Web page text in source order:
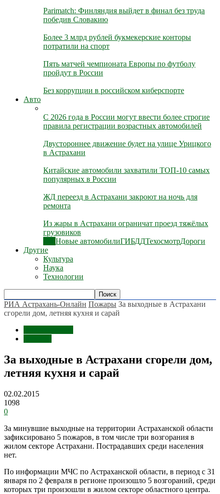
Parimatch: Финляндия выйдет в финал без труда
победив Словакию
Более 3 млрд рублей букмекерские конторы
потратили на спорт
Пять матчей чемпионата Европы по футболу
пройдут в России
Без коррупции в российском киберспорте
Авто
С 2026 года в России могут ввести более строгие
правила регистрации возрастных автомобилей
Двустороннее движение будет на улице Урицкого
в Астрахани
Китайские автомобили захватили ТОП-10 самых
популярных в России
ЖД переезд в Астрахани закроют на ночь для
ремонта
Из жары в Астрахани ограничат проезд тяжёлых
грузовиков
Новые автомобилиГИБДДТехосмотрДороги
Другие
Культура
Наука
Технологии
РИА Астрахань-Онлайн Пожары За выходные в Астрахани
сгорели дом, летняя кухня и сарай
За выходные в Астрахани сгорели дом,
летняя кухня и сарай
02.02.2015
1098
0
За минувшие выходные на территории Астраханской области
зафиксировано 5 пожаров, в том числе три возгорания в
жилом секторе Астрахани. Пострадавших среди населения
нет.
По информации МЧС по Астраханской области, в период с 31
января по 2 февраля в регионе произошло 5 возгораний, среди
которых три произошли в жилом секторе областного центра.